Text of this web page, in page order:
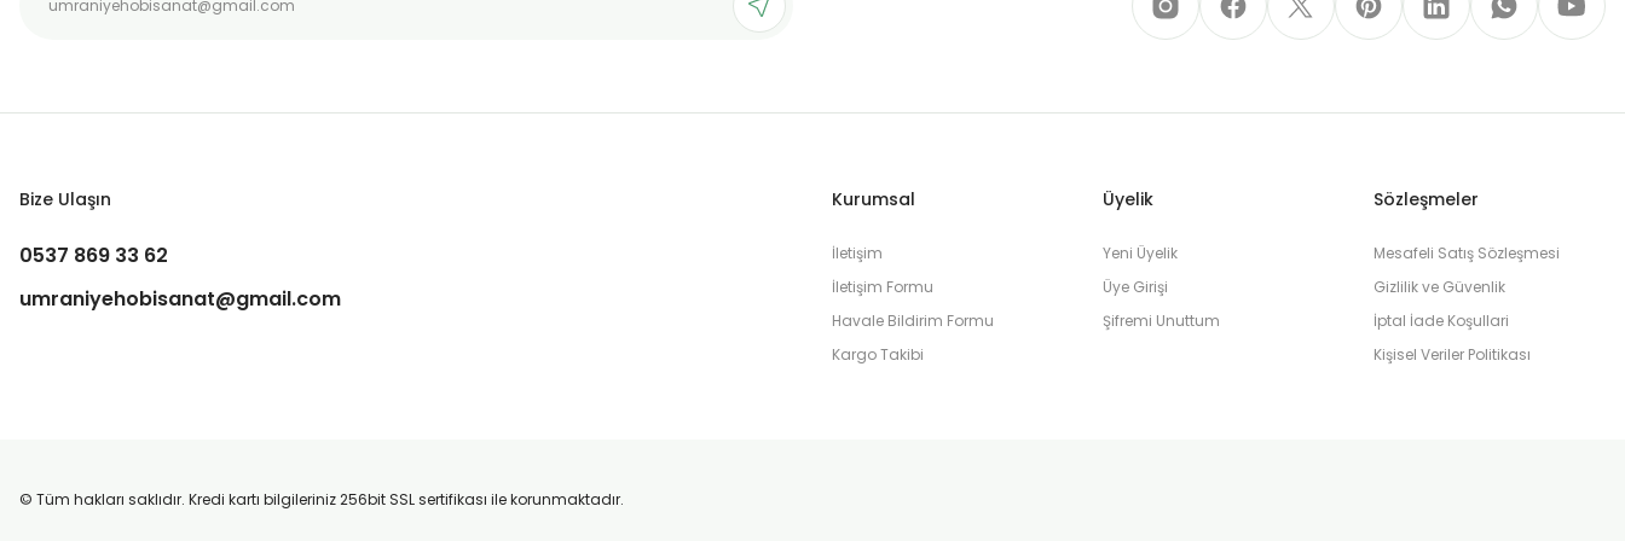
Bize Ulaşın
0537 869 33 62
umraniyehobisanat@gmail.com
Kurumsal
İletişim
İletişim Formu
Havale Bildirim Formu
Kargo Takibi
Üyelik
Yeni Üyelik
Üye Girişi
Şifremi Unuttum
Sözleşmeler
Mesafeli Satış Sözleşmesi
Gizlilik ve Güvenlik
İptal İade Koşullari
Kişisel Veriler Politikası
© Tüm hakları saklıdır. Kredi kartı bilgileriniz 256bit SSL sertifikası ile korunmaktadır.